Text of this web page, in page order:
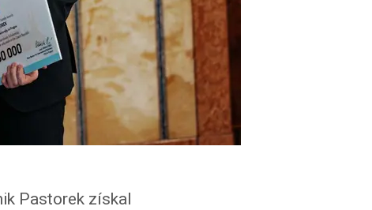
Pastorek získal